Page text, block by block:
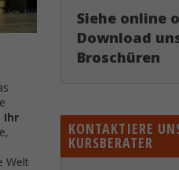
Ihr
Welt
Siehe online
Download
Broschüren
KONTAKTIERE
KURSBERATER